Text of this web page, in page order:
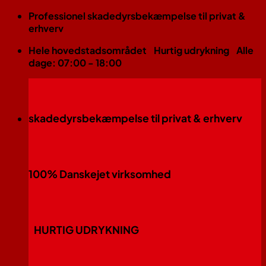
FortsætProfessionel skadedyrsbekæmpelse til privat &
erhverv
Hele hovedstadsområdet
Hurtig udrykning Alle
dage: 07:00 - 18:00
skadedyrsbekæmpelse til privat & erhverv
100% Danskejet virksomhed
HURTIG UDRYKNING